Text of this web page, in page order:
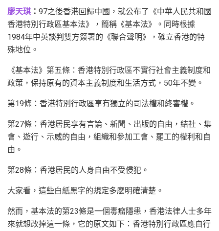
廖天琪 ： 97之後香港回歸中國，就公布了《中華人民共和國
香港特別行政區基本法》，簡稱《基本法》。同時根據
1984年中英談判雙方簽署的《聯合聲明》，確立香港的特
殊地位。
《基本法》第五條：香港特別行政區不實行社會主義制度和
政策，保持原有的資本主義制度和生活方式，50年不變。
第19條：香港特別行政區享有獨立的司法權和終審權。
第27條：香港居民享有言論、新聞、出版的自由，結社、集
會、遊行、示威的自由，組織和參加工會、罷工的權利和自
由。
第28條：香港居民的人身自由不受侵犯。
大家看，這些白紙黑字的規定多麽明確清楚。
然而，基本法的第23條是一個毒瘤隱患，香港法律人士多年
來就想改掉這一條，它的原文如下：香港特別行政區應自行